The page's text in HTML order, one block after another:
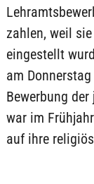
zahlen, weil
eingestellt
am
Bewerbung
war im
auf ihre